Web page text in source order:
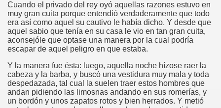
Cuando el privado del rey oyó aquellas razones estuvo en
muy gran cuita porque entendió verdaderamente que todo
era así como aquel su cautivo le había dicho. Y desde que
aquel sabio que tenía en su casa le vio en tan gran cuita,
aconsejóle que optase una manera por la cual podría
escapar de aquel peligro en que estaba.
Y la manera fue ésta: luego, aquella noche hízose raer la
cabeza y la barba, y buscó una vestidura muy mala y toda
despedazada, tal cual la suelen traer estos hombres que
andan pidiendo las limosnas andando en sus romerías, y
un bordón y unos zapatos rotos y bien herrados. Y metió